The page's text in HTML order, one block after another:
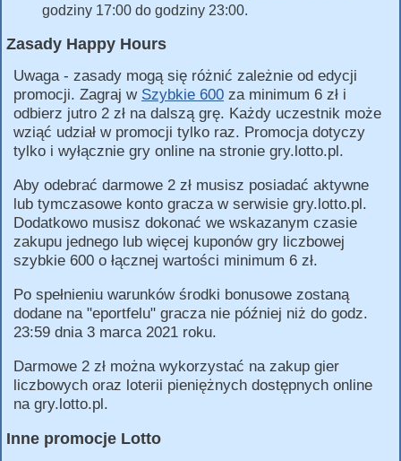
godziny 17:00 do godziny 23:00.
Zasady Happy Hours
Uwaga - zasady mogą się różnić zależnie od edycji
promocji. Zagraj w Szybkie 600 za minimum 6 zł i
odbierz jutro 2 zł na dalszą grę. Każdy uczestnik może
wziąć udział w promocji tylko raz. Promocja dotyczy
tylko i wyłącznie gry online na stronie gry.lotto.pl.
Aby odebrać darmowe 2 zł musisz posiadać aktywne
lub tymczasowe konto gracza w serwisie gry.lotto.pl.
Dodatkowo musisz dokonać we wskazanym czasie
zakupu jednego lub więcej kuponów gry liczbowej
szybkie 600 o łącznej wartości minimum 6 zł.
Po spełnieniu warunków środki bonusowe zostaną
dodane na "eportfelu" gracza nie później niż do godz.
23:59 dnia 3 marca 2021 roku.
Darmowe 2 zł można wykorzystać na zakup gier
liczbowych oraz loterii pieniężnych dostępnych online
na gry.lotto.pl.
Inne promocje Lotto